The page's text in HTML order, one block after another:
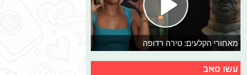
מאחורי הקלעים: טירה רדופה
עשו סאב